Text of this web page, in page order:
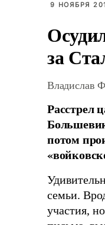
9 НОЯБРЯ
за
Владислав
Расстрел
потом
семьи.
участия,